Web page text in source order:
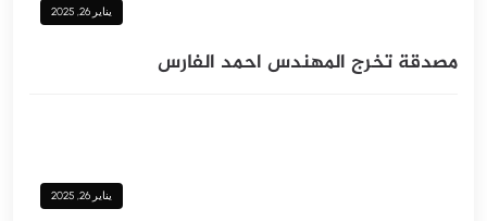
يناير 26, 2025
‪مصدقة تخرج المهندس احمد الفارس
يناير 26, 2025